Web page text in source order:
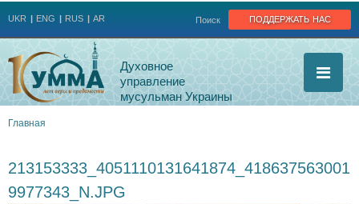
поддержать нас
Поиск
UKR ENG RUS AR
Духовное
управление
мусульман Украины
Главная
213153333_4051110131641874_418637563001
9977343_N.JPG